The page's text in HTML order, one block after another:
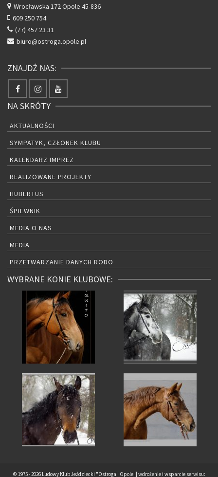
Wrocławska 172Opole 45-836
609 250 754
(77) 457 23 31
biuro@ostroga.opole.pl
ZNAJDŹ NAS:
NA SKRÓTY
AKTUALNOŚCI
SYMPATYK, CZŁONEK KLUBU
KALENDARZ IMPREZ
REALIZOWANE PROJEKTY
HUBERTUS
ŚPIEWNIK
MEDIA O NAS
MEDIA
PRZETWARZANIE DANYCH RODO
WYBRANE KONIE KLUBOWE:
© 1975 - 2026 Ludowy Klub Jeździecki "Ostroga" Opole || wdrożenie i wsparcie serwisu: